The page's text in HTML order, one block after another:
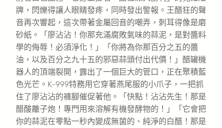
牌，閃爍得讓人眼睛發疼，同時發出警報。王醋狂的聲
音再次響起，這次帶著金屬回音的嘲弄，刺耳得像是磨
砂紙。「廖沾沾！你那充滿腐敗氣味的蒜泥，是對醬料
學的侮辱！必須淨化！」「你將為你那百分之五的醬
油，以及百分之九十五的邪惡蒜頭付出代價！」醋罐機
器人的頂端裂開，露出了一個巨大的管口，正在聚積藍
色光芒。K-999特務用它穿著燕尾服的小爪子，一把抓
住了廖沾沾的褲腳催促著他。「快點！沾沾先生！那是
醋酸離子炮！專門用來溶解有機發酵物的！」「它會把
你的蒜泥在零點一秒內變成無菌的、純淨的白醋！那是